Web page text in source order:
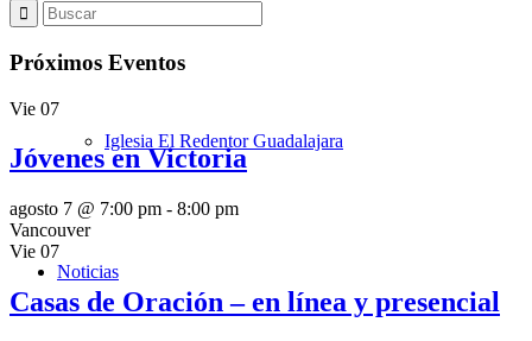
Iglesia El Redentor Guadalajara
Noticias
Próximos Eventos
Vie 07
Jóvenes en Victoria
agosto 7 @ 7:00 pm - 8:00 pm
Vancouver
Vie 07
Casas de Oración – en línea y presencial